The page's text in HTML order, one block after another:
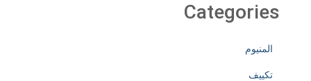
Categories
المنيوم
تكييف